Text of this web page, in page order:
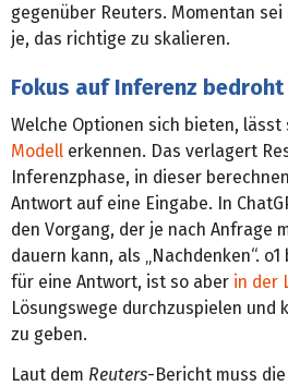
gegenüber Reuters. Momentan
je, das richtige zu skalieren.
Fokus auf Inferenz
Welche Optionen sich bieten, lässt
Modell erkennen. Das verlagert
Inferenzphase, in dieser
Antwort auf eine Eingabe. In
den Vorgang, der je nach Anfrage
dauern kann, als „Nachdenken“.
für eine Antwort, ist so aber in der
Lösungswege durchzuspielen und
zu geben.
Laut dem Reuters-Bericht muss